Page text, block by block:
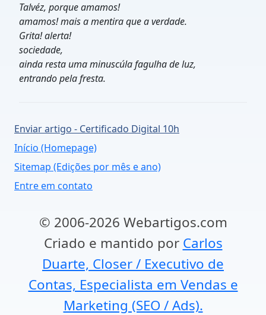
Talvéz, porque amamos!
amamos! mais a mentira que a verdade.
Grita! alerta!
sociedade,
ainda resta uma minuscúla fagulha de luz,
entrando pela fresta.
Enviar artigo - Certificado Digital 10h
Início (Homepage)
Sitemap (Edições por mês e ano)
Entre em contato
© 2006-2026 Webartigos.com
Criado e mantido por Carlos
Duarte, Closer / Executivo de
Contas, Especialista em Vendas e
Marketing (SEO / Ads).